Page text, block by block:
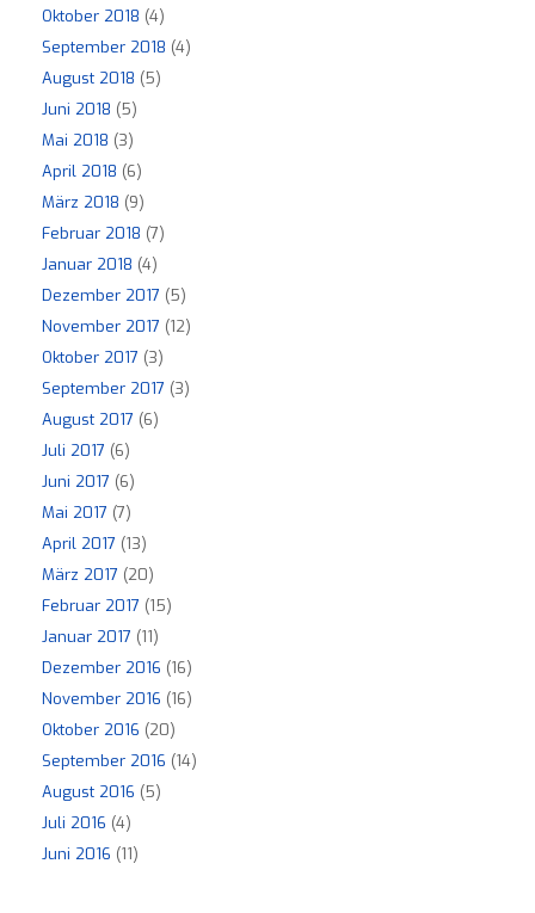
Oktober 2018 (4)
September 2018 (4)
August 2018 (5)
Juni 2018 (5)
Mai 2018 (3)
April 2018 (6)
März 2018 (9)
Februar 2018 (7)
Januar 2018 (4)
Dezember 2017 (5)
November 2017 (12)
Oktober 2017 (3)
September 2017 (3)
August 2017 (6)
Juli 2017 (6)
Juni 2017 (6)
Mai 2017 (7)
April 2017 (13)
März 2017 (20)
Februar 2017 (15)
Januar 2017 (11)
Dezember 2016 (16)
November 2016 (16)
Oktober 2016 (20)
September 2016 (14)
August 2016 (5)
Juli 2016 (4)
Juni 2016 (11)